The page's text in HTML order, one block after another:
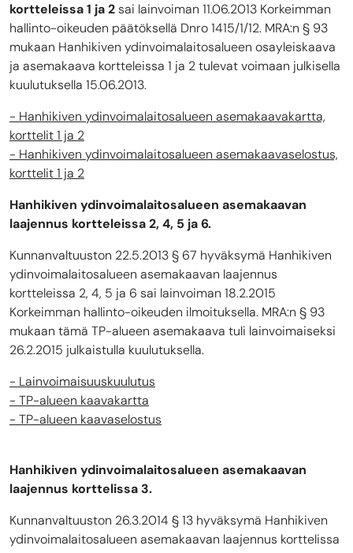
kortteleissa 1 ja 2sai lainvoiman 11.06.2013 Korkeimman
hallinto-oikeuden päätöksellä Dnro 1415/1/12. MRA:n § 93
mukaan Hanhikiven ydinvoimalaitosalueen osayleiskaava
ja asemakaava kortteleissa 1 ja 2 tulevat voimaan julkisella
kuulutuksella 15.06.2013.
- Hanhikiven ydinvoimalaitosalueen asemakaavakartta,
korttelit 1 ja 2
- Hanhikiven ydinvoimalaitosalueen asemakaavaselostus,
korttelit 1 ja 2
Hanhikiven ydinvoimalaitosalueen asemakaavan
laajennus kortteleissa 2, 4, 5 ja 6.
Kunnanvaltuuston 22.5.2013 § 67 hyväksymä Hanhikiven
ydinvoimalaitosalueen asemakaavan laajennus
kortteleissa 2, 4, 5 ja 6 sai lainvoiman 18.2.2015
Korkeimman hallinto-oikeuden ilmoituksella. MRA:n § 93
mukaan tämä TP-alueen asemakaava tuli lainvoimaiseksi
26.2.2015 julkaistulla kuulutuksella.
- Lainvoimaisuuskuulutus
- TP-alueen kaavakartta
- TP-alueen kaavaselostus
Hanhikiven ydinvoimalaitosalueen asemakaavan
laajennus korttelissa 3.
Kunnanvaltuuston 26.3.2014 § 13 hyväksymä Hanhikiven
ydinvoimalaitosalueen asemakaavan laajennus korttelissa